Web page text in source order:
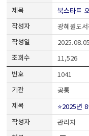
북스타트
광혜원도
2025.08.05
11,526
1041
공통
⭐2025년
관리자